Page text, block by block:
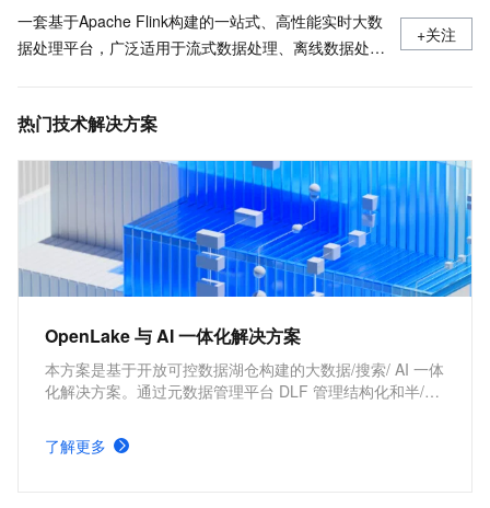
一套基于Apache Flink构建的一站式、高性能实时大数
据处理平台，广泛适用于流式数据处理、离线数据处
+关注
热门技术解决方案
OpenLake 与 AI 一体化解决方案
本方案是基于开放可控数据湖仓构建的大数据/搜索/ AI 一体
化解决方案。通过元数据管理平台 DLF 管理结构化和半/非
速。支持多引擎对接和平权协同计算，通过 DataWorks 统
一开发，并保障大规模任务调度。
了解更多